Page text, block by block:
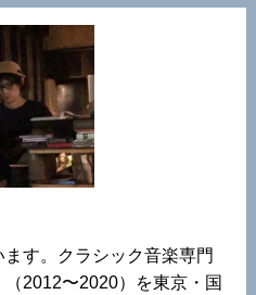
す。クラシック音楽専門
（2012〜2020）を東京・国